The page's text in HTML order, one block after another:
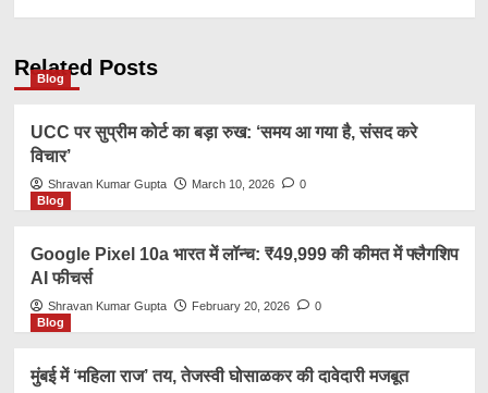
Related Posts
Blog
UCC पर सुप्रीम कोर्ट का बड़ा रुख: ‘समय आ गया है, संसद करे
विचार’
Shravan Kumar Gupta March 10, 2026
0
Blog
Google Pixel 10a भारत में लॉन्च: ₹49,999 की कीमत में फ्लैगशिप
AI फीचर्स
Shravan Kumar Gupta February 20, 2026
0
Blog
मुंबई में ‘महिला राज’ तय, तेजस्वी घोसाळकर की दावेदारी मजबूत